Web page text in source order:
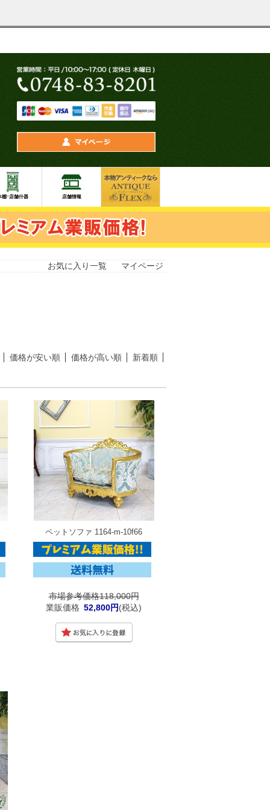
お気に入り一覧 マイページ
価格が安い順 価格が高い順 新着順
ペットソファ 1164-m-10f66
市場参考価格118,000円
業販価格 52,800円(税込)